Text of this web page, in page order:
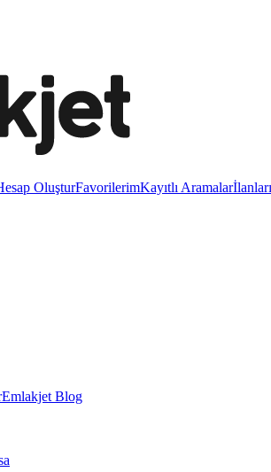
OluşturFavorilerimKayıtlı Aramalar
Emlakjet Blog